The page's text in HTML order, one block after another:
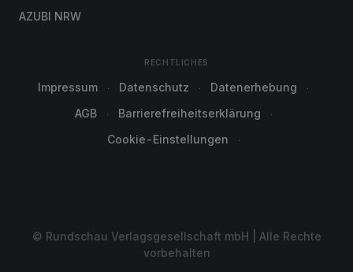
AZUBI NRW
RECHTLICHES
Impressum Datenschutz
Datenerhebung
AGB
Barrierefreiheitserklärung
Cookie-Einstellungen
© Rundschau Verlagsgesellschaft mbH | Alle Rechte
vorbehalten